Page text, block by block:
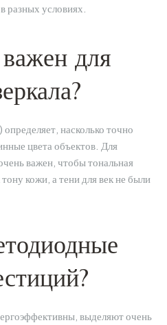
разных условиях.
для
насколько точно
цвета объектов. Для
важен, чтобы тональная
кожи, а тени для век не были
выделяют очень